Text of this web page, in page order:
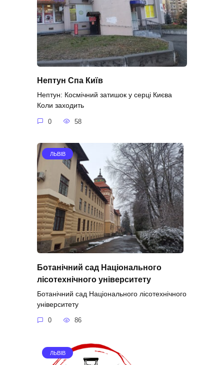
Нептун Спа Київ
Нептун: Космічний затишок у серці Києва
Коли заходить
0 58
ЛЬВІВ
Ботанічний сад Національного
лісотехнічного університету
Ботанічний сад Національного лісотехнічного
університету
0 86
ЛЬВІВ